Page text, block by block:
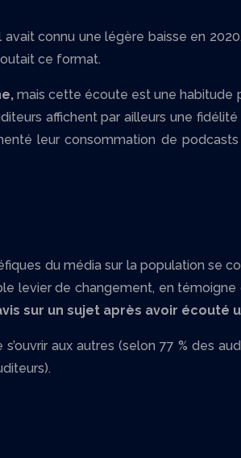
avait connu une légère baisse en
ce format.
mais cette écoute est une habitude
affichent par ailleurs une
leur consommation de
du média sur la population se
levier de changement, en témoigne
sur un sujet après avoir écouté
aux autres (selon 77 % des